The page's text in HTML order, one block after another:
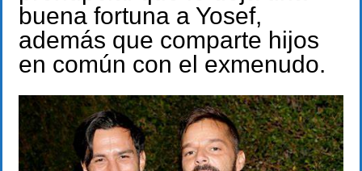
buena fortuna a Yosef,
además que comparte hijos
en común con el exmenudo.